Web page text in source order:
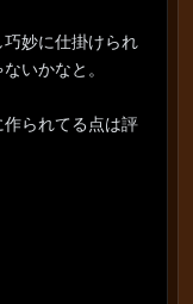
妙に仕掛けられ
いかなと。
られてる点は評